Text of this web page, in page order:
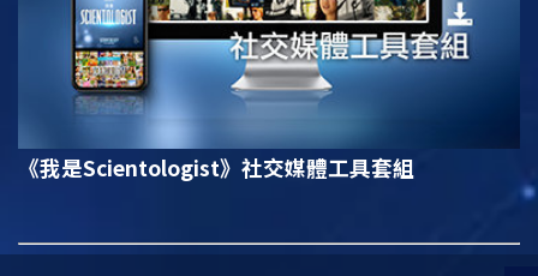
《我是Scientologist》 社交媒體工具套組